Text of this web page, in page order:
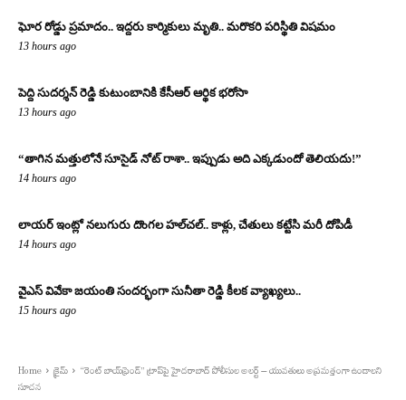
ఘోర రోడ్డు ప్రమాదం.. ఇద్దరు కార్మికులు మృతి.. మరొకరి పరిస్థితి విషమం
13 hours ago
పెద్ది సుదర్శన్ రెడ్డి కుటుంబానికి కేసీఆర్ ఆర్థిక భరోసా
13 hours ago
“తాగిన మత్తులోనే సూసైడ్ నోట్ రాశా.. ఇప్పుడు అది ఎక్కడుందో తెలియదు!”
14 hours ago
లాయర్ ఇంట్లో నలుగురు దొంగల హల్‌చల్.. కాళ్లు, చేతులు కట్టేసి మరీ దోపిడీ
14 hours ago
వైఎస్ వివేకా జయంతి సందర్భంగా సునీతా రెడ్డి కీలక వ్యాఖ్యలు..
15 hours ago